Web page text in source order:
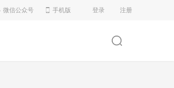
登录 注册
微信公众号 手机版